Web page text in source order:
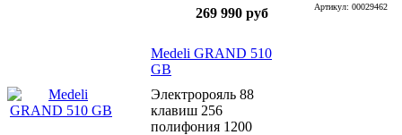
269 990 руб
Артикул: 00029462
Medeli GRAND 510
GB
Электророяль 88
клавиш 256
полифония 1200